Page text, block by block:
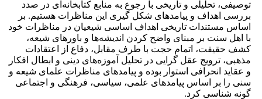
توصیفی، تحلیلی و تاریخی با رجوع به منابع کتابخانه‌ای در صدد
بررسی اهداف و پیامدهای شکل گیری این مناظرات هستیم. بر
اساس مستندات تاریخی اهداف اساسی شیعیان در مناظرات خود
با اهل سنت بر مبنای واضح کردن اندیشه‌ها و باورهای شیعه،
کشف حقیقت، اتمام حجت با طرف مقابل، دفاع از اعتقادات
مذهبی، ترویج عقل گرایی در تحلیل آموزه‌های دینی و ابطال افکار
و عقاید انحرافی استوار بوده و پیامدهای مناظرات علمای شیعه و
سنی را بر اساس پیامدهای علمی، سیاسی، فرهنگی و اجتماعی
گونه شناسی کرد.